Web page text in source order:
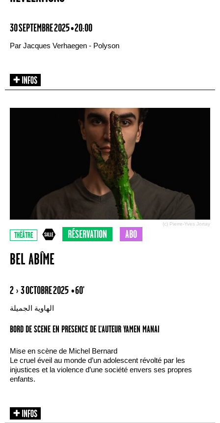
30 SEPTEMBRE 2025 • 20:00
Par Jacques Verhaegen - Polyson
(c) Pierre-Yves Jortay
THÉÂTRE RÉSERVATION ABO
BEL ABÎME
2 › 3 OCTOBRE 2025 • 60'
الهاوية الجميلة
BORD DE SCENE EN PRESENCE DE L’AUTEUR YAMEN MANAI
Mise en scène de Michel Bernard
Le cruel éveil au monde d’un adolescent révolté par les
injustices et la violence d’une société envers ses propres
enfants.